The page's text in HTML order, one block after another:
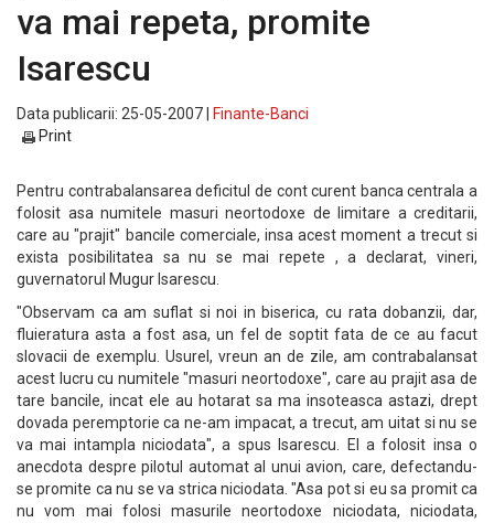
va mai repeta, promite
Isarescu
Data publicarii: 25-05-2007 |
Finante-Banci
Print
Pentru contrabalansarea deficitul de cont curent banca centrala a
folosit asa numitele masuri neortodoxe de limitare a creditarii,
care au "prajit" bancile comerciale, insa acest moment a trecut si
exista posibilitatea sa nu se mai repete , a declarat, vineri,
guvernatorul Mugur Isarescu.
"Observam ca am suflat si noi in biserica, cu rata dobanzii, dar,
fluieratura asta a fost asa, un fel de soptit fata de ce au facut
slovacii de exemplu. Usurel, vreun an de zile, am contrabalansat
acest lucru cu numitele "masuri neortodoxe", care au prajit asa de
tare bancile, incat ele au hotarat sa ma insoteasca astazi, drept
dovada peremptorie ca ne-am impacat, a trecut, am uitat si nu se
va mai intampla niciodata", a spus Isarescu. El a folosit insa o
anecdota despre pilotul automat al unui avion, care, defectandu-
se promite ca nu se va strica niciodata. "Asa pot si eu sa promit ca
nu vom mai folosi masurile neortodoxe niciodata, niciodata,